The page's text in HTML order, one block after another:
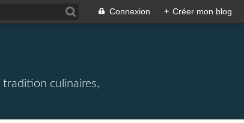
Connexion + Créer mon blog
culinaires,